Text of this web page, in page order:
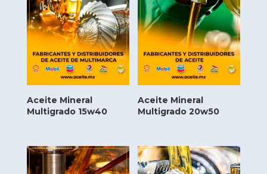
Aceite Mineral
Multigrado 15w40
Aceite Mineral
Multigrado 20w50